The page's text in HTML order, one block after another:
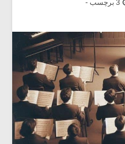
3 برچسب -